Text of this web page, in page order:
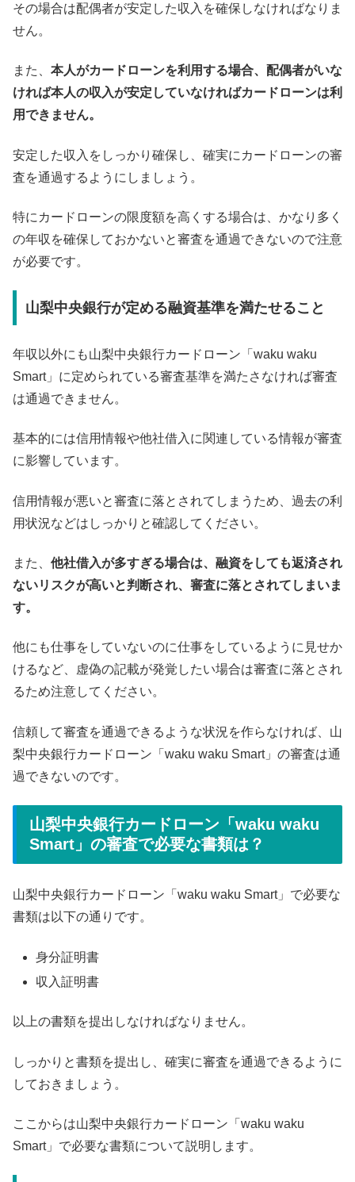
その場合は配偶者が安定した収入を確保しなければなりま
せん。
また、 本人がカードローンを利用する場合、配偶者がいな
ければ本人の収入が安定していなければカードローンは利
用できません。
安定した収入をしっかり確保し、確実にカードローンの審
査を通過するようにしましょう。
特にカードローンの限度額を高くする場合は、かなり多く
の年収を確保しておかないと審査を通過できないので注意
が必要です。
山梨中央銀行が定める融資基準を満たせること
年収以外にも山梨中央銀行カードローン「waku waku
Smart」に定められている審査基準を満たさなければ審査
は通過できません。
基本的には信用情報や他社借入に関連している情報が審査
に影響しています。
信用情報が悪いと審査に落とされてしまうため、過去の利
用状況などはしっかりと確認してください。
また、 他社借入が多すぎる場合は、融資をしても返済され
ないリスクが高いと判断され、審査に落とされてしまいま
す。
他にも仕事をしていないのに仕事をしているように見せか
けるなど、虚偽の記載が発覚したい場合は審査に落とされ
るため注意してください。
信頼して審査を通過できるような状況を作らなければ、山
梨中央銀行カードローン「waku waku Smart」の審査は通
過できないのです。
山梨中央銀行カードローン「waku waku
Smart」の審査で必要な書類は？
山梨中央銀行カードローン「waku waku Smart」で必要な
書類は以下の通りです。
身分証明書
収入証明書
以上の書類を提出しなければなりません。
しっかりと書類を提出し、確実に審査を通過できるように
しておきましょう。
ここからは山梨中央銀行カードローン「waku waku
Smart」で必要な書類について説明します。